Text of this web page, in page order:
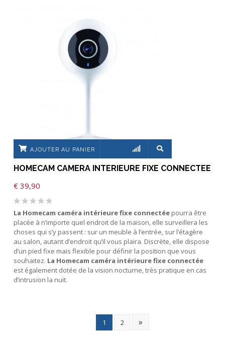
AJOUTER AU PANIER
HOMECAM CAMERA INTERIEURE FIXE CONNECTEE
€ 39,90
La Homecam caméra intérieure fixe connectée pourra être
placée à n’importe quel endroit de la maison, elle surveillera les
choses qui s’y passent : sur un meuble à l’entrée, sur l’étagère
au salon, autant d’endroit qu’il vous plaira. Discrète, elle dispose
d’un pied fixe mais flexible pour définir la position que vous
souhaitez. La Homecam caméra intérieure fixe connectée
est également dotée de la vision nocturne, très pratique en cas
d’intrusion la nuit.
1 2 »